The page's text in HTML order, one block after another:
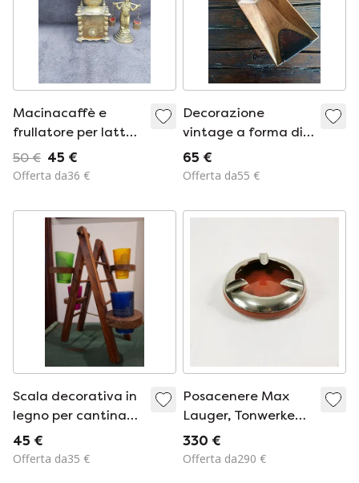
Macinacaffè e
frullatore per latte
in rame, 3,130 kg
50 € 45 €
Offerta da36 €
Decorazione
vintage a forma di
pala in legno, pelle e
metallo -
da fattoria
65 €
Offerta da55 €
Scala decorativa in
legno per cantina
vinicola. Omaggio ai
topi bevitori.
45 €
Offerta da35 €
Posacenere Max
Lauger, Tonwerke
Kandern, Germania
1900
330 €
Offerta da290 €